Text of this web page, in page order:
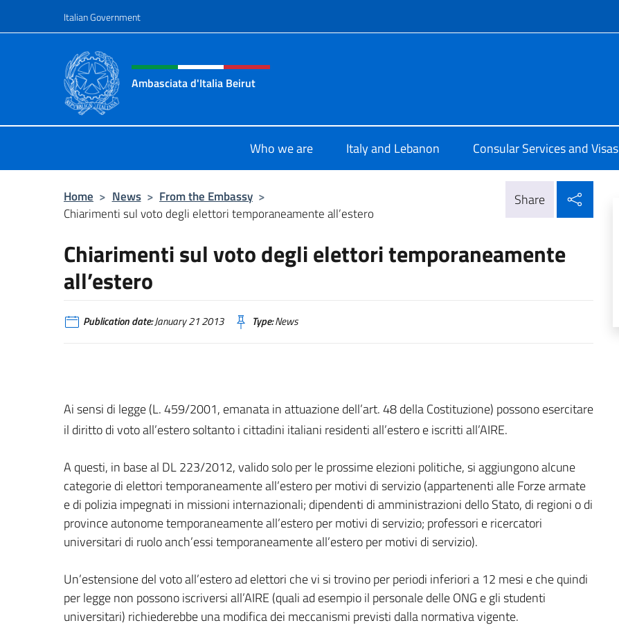
Italian Government
Header, social and menu of site
Ambasciata d'Italia Beirut
Who we are Italy and Lebanon Consular Services and Visas
Home > News > From the Embassy >
Chiarimenti sul voto degli elettori temporaneamente all’estero
Share
Chiarimenti sul voto degli elettori temporaneamente
all’estero
Publication date:January 21 2013 Type:News
Ai sensi di legge (L. 459/2001, emanata in attuazione dell’art. 48 della Costituzione) possono esercitare
il diritto di voto all’estero soltanto i cittadini italiani residenti all’estero e iscritti all’AIRE.
A questi, in base al DL 223/2012, valido solo per le prossime elezioni politiche, si aggiungono alcune
categorie di elettori temporaneamente all’estero per motivi di servizio (appartenenti alle Forze armate
e di polizia impegnati in missioni internazionali; dipendenti di amministrazioni dello Stato, di regioni o di
province autonome temporaneamente all’estero per motivi di servizio; professori e ricercatori
universitari di ruolo anch’essi temporaneamente all’estero per motivi di servizio).
Un’estensione del voto all’estero ad elettori che vi si trovino per periodi inferiori a 12 mesi e che quindi
per legge non possono iscriversi all’AIRE (quali ad esempio il personale delle ONG e gli studenti
universitari) richiederebbe una modifica dei meccanismi previsti dalla normativa vigente.